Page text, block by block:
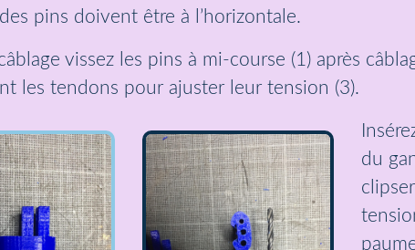
des pins doivent être à l’horizontale.
vissez les pins à mi-course (1) après
les tendons pour ajuster leur tension (3).
du